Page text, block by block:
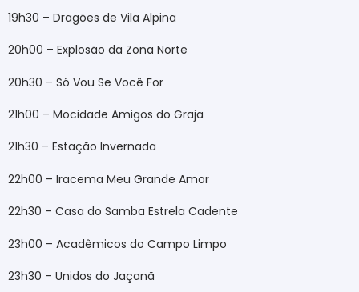
19h30 – Dragões de Vila Alpina
20h00 – Explosão da Zona Norte
20h30 – Só Vou Se Você For
21h00 – Mocidade Amigos do Graja
21h30 – Estação Invernada
22h00 – Iracema Meu Grande Amor
22h30 – Casa do Samba Estrela Cadente
23h00 – Acadêmicos do Campo Limpo
23h30 – Unidos do Jaçanã